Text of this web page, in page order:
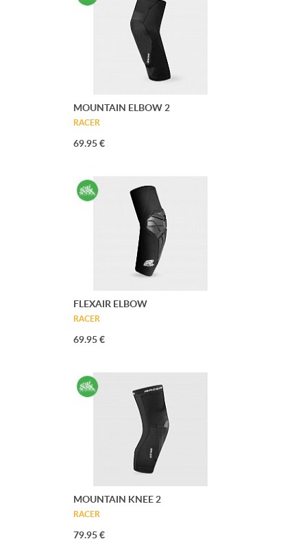
MOUNTAIN ELBOW 2
RACER
69.95 €
FLEXAIR ELBOW
RACER
69.95 €
MOUNTAIN KNEE 2
RACER
79.95 €